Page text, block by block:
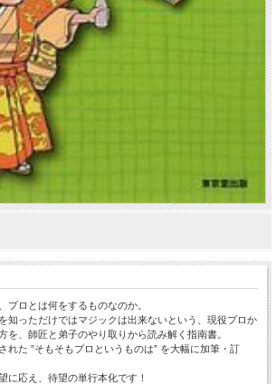
プロとは何をするものなのか。
知っただけではマジックは出来ないという、現役プロか
を、師匠と弟子のやり取りから読み解く指南書。
れた ”そもそもプロというものは” を大幅に加筆・訂
に応え、待望の単行本化です！